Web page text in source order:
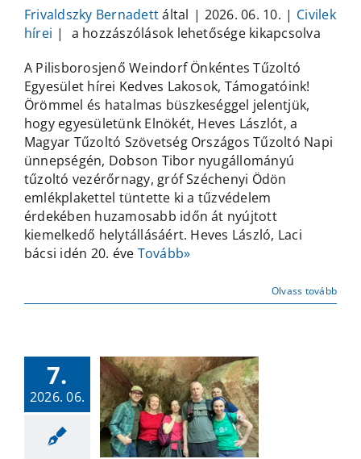
Frivaldszky Bernadettáltal | 2026. 06. 10. | Civilek
hírei |
Civilek
a
Pilisborosjenői
Hírmondóban
bejegyzéshez
a hozzászólások lehetősége kikapcsolva
A Pilisborosjenő Weindorf Önkéntes Tűzoltó
Egyesület hírei Kedves Lakosok, Támogatóink!
Örömmel és hatalmas büszkeséggel jelentjük,
hogy egyesületünk Elnökét, Heves Lászlót, a
Magyar Tűzoltó Szövetség Országos Tűzoltó Napi
ünnepségén, Dobson Tibor nyugállományú
tűzoltó vezérőrnagy, gróf Széchenyi Ödön
emlékplakettel tüntette ki a tűzvédelem
érdekében huzamosabb időn át nyújtott
kiemelkedő helytállásáért. Heves László, Laci
bácsi idén 20. éve Tovább»
Olvass tovább
7.
2026. 06.